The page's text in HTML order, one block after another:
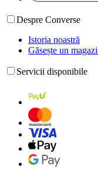
Despre Converse
Istoria noastră
Găsește un
Servicii disponibile